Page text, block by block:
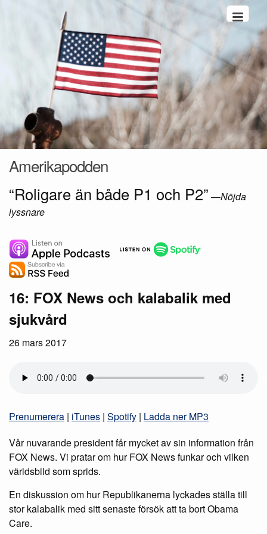
Amerikapodden
“Roligare än både P1 och P2” —Nöjda
lyssnare
16: FOX News och kalabalik med
sjukvård
26 mars 2017
Prenumerera | iTunes | Spotify | Ladda ner MP3
Vår nuvarande president får mycket av sin information från
FOX News. Vi pratar om hur FOX News funkar och vilken
världsbild som sprids.
En diskussion om hur Republikanerna lyckades ställa till
stor kalabalik med sitt senaste försök att ta bort Obama
Care.